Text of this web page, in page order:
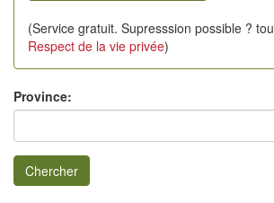
(Service gratuit. Supresssion possible ?
Respect de la vie privée)
Province:
Chercher